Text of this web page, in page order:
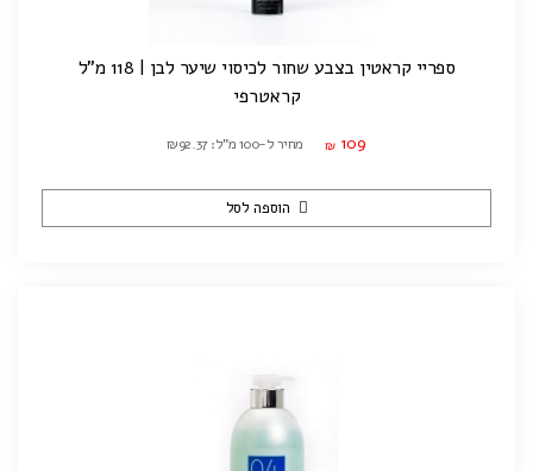
ספריי קראטין בצבע שחור לכיסוי שיער לבן | 118 מ"ל
קראטרפי
₪ 109 מחיר ל-100 מ"ל: ₪92.37
הוספה לסל